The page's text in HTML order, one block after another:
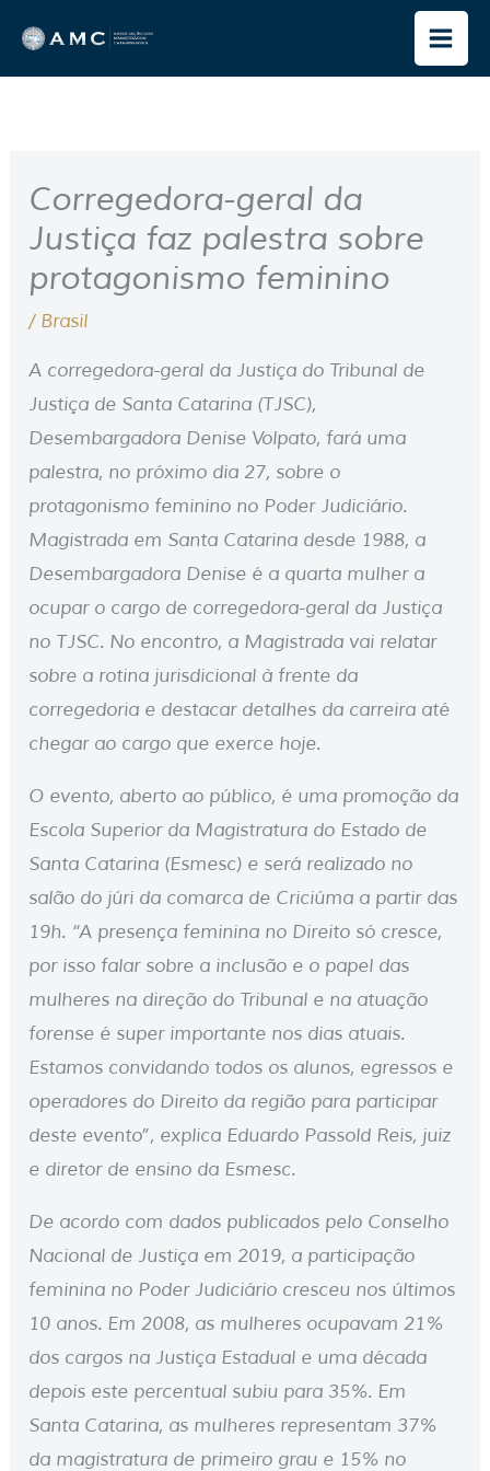
para
o
Corregedora-geral da
Justiça faz palestra sobre
protagonismo feminino
/ Brasil
A corregedora-geral da Justiça do Tribunal de
Justiça de Santa Catarina (TJSC),
Desembargadora Denise Volpato, fará uma
palestra, no próximo dia 27, sobre o
protagonismo feminino no Poder Judiciário.
Magistrada em Santa Catarina desde 1988, a
Desembargadora Denise é a quarta mulher a
ocupar o cargo de corregedora-geral da Justiça
no TJSC. No encontro, a Magistrada vai relatar
sobre a rotina jurisdicional à frente da
corregedoria e destacar detalhes da carreira até
chegar ao cargo que exerce hoje.
O evento, aberto ao público, é uma promoção da
Escola Superior da Magistratura do Estado de
Santa Catarina (Esmesc) e será realizado no
salão do júri da comarca de Criciúma a partir das
19h. “A presença feminina no Direito só cresce,
por isso falar sobre a inclusão e o papel das
mulheres na direção do Tribunal e na atuação
forense é super importante nos dias atuais.
Estamos convidando todos os alunos, egressos e
operadores do Direito da região para participar
deste evento”, explica Eduardo Passold Reis, juiz
e diretor de ensino da Esmesc.
De acordo com dados publicados pelo Conselho
Nacional de Justiça em 2019, a participação
feminina no Poder Judiciário cresceu nos últimos
10 anos. Em 2008, as mulheres ocupavam 21%
dos cargos na Justiça Estadual e uma década
depois este percentual subiu para 35%. Em
Santa Catarina, as mulheres representam 37%
da magistratura de primeiro grau e 15% no